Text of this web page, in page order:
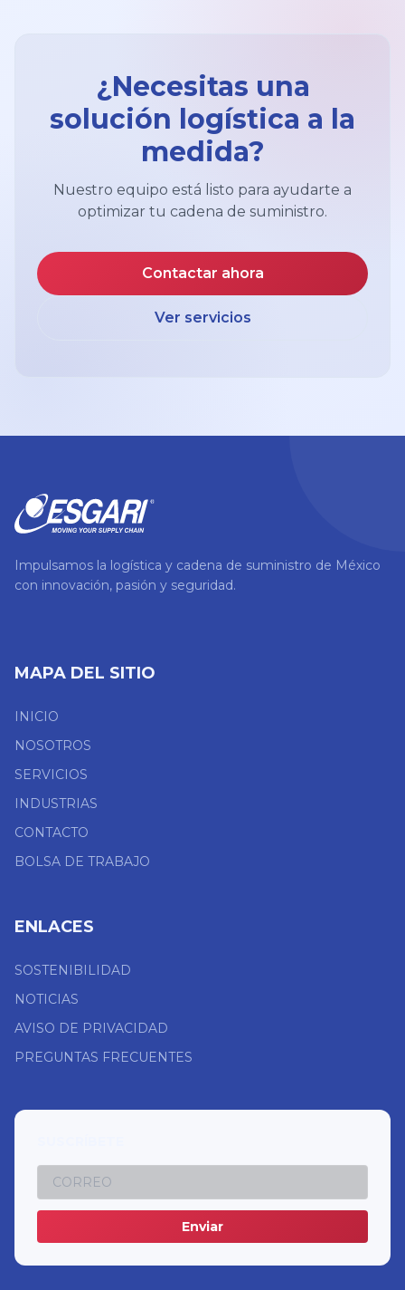
¿Necesitas una
solución logística a la
medida?
Nuestro equipo está listo para ayudarte a
optimizar tu cadena de suministro.
Contactar ahora
Ver servicios
Impulsamos la logística y cadena de suministro de México
con innovación, pasión y seguridad.
MAPA DEL SITIO
INICIO
NOSOTROS
SERVICIOS
INDUSTRIAS
CONTACTO
BOLSA DE TRABAJO
ENLACES
SOSTENIBILIDAD
NOTICIAS
AVISO DE PRIVACIDAD
PREGUNTAS FRECUENTES
Enviar